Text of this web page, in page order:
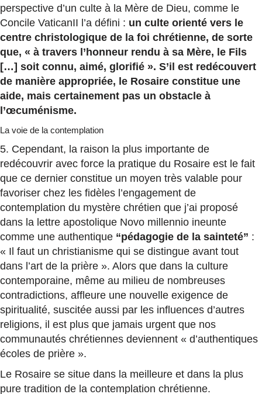
perspective d’un culte à la Mère de Dieu, comme le
Concile VaticanII l’a défini : un culte orienté vers le
centre christologique de la foi chrétienne, de sorte
que, « à travers l’honneur rendu à sa Mère, le Fils
[…] soit connu, aimé, glorifié ». S’il est redécouvert
de manière appropriée, le Rosaire constitue une
aide, mais certainement pas un obstacle à
l’œcuménisme.
La voie de la contemplation
5. Cependant, la raison la plus importante de
redécouvrir avec force la pratique du Rosaire est le fait
que ce dernier constitue un moyen très valable pour
favoriser chez les fidèles l’engagement de
contemplation du mystère chrétien que j’ai proposé
dans la lettre apostolique Novo millennio ineunte
comme une authentique “pédagogie de la sainteté” :
« Il faut un christianisme qui se distingue avant tout
dans l’art de la prière ». Alors que dans la culture
contemporaine, même au milieu de nombreuses
contradictions, affleure une nouvelle exigence de
spiritualité, suscitée aussi par les influences d’autres
religions, il est plus que jamais urgent que nos
communautés chrétiennes deviennent « d’authentiques
écoles de prière ».
Le Rosaire se situe dans la meilleure et dans la plus
pure tradition de la contemplation chrétienne.